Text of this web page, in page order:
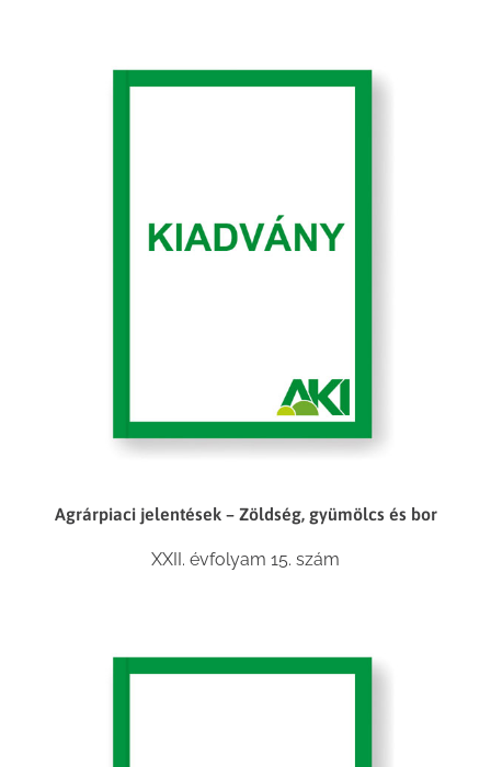
Agrárpiaci jelentések – Zöldség, gyümölcs és bor
XXII. évfolyam 15. szám